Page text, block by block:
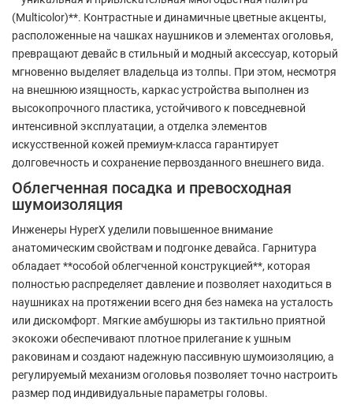
(Multicolor)**. Контрастные и динамичные цветные акценты,
расположенные на чашках наушников и элементах оголовья,
превращают девайс в стильный и модный аксессуар, который
мгновенно выделяет владельца из толпы. При этом, несмотря
на внешнюю изящность, каркас устройства выполнен из
высокопрочного пластика, устойчивого к повседневной
интенсивной эксплуатации, а отделка элементов
искусственной кожей премиум-класса гарантирует
долговечность и сохранение первозданного внешнего вида.
Облегченная посадка и превосходная
шумоизоляция
Инженеры HyperX уделили повышенное внимание
анатомическим свойствам и подгонке девайса. Гарнитура
обладает **особой облегченной конструкцией**, которая
полностью распределяет давление и позволяет находиться в
наушниках на протяжении всего дня без намека на усталость
или дискомфорт. Мягкие амбушюры из тактильно приятной
экокожи обеспечивают плотное прилегание к ушным
раковинам и создают надежную пассивную шумоизоляцию, а
регулируемый механизм оголовья позволяет точно настроить
размер под индивидуальные параметры головы.